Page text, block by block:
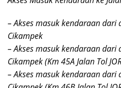
– Akses masuk kendaraan dari
Cikampek
– Akses masuk kendaraan dari
Cikampek (Km 45A Jalan Tol
– Akses masuk kendaraan